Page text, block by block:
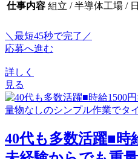
仕事内容 組立 / 半導体工場 /
＼最短45秒で完了／
応募へ進む
詳しく
見る
40代も多数活躍■時